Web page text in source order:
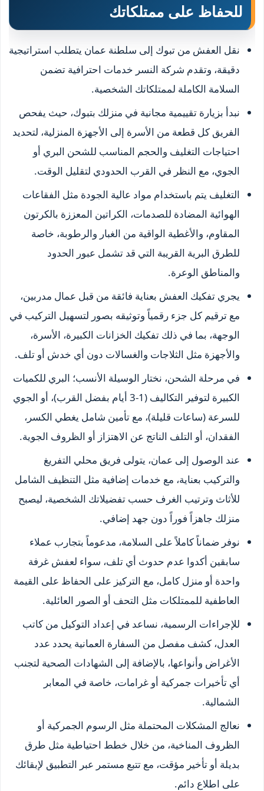
للحفاظ على ممتلكاتك
نقل العفش من تبوك إلى سلطنة عمان يتطلب استراتيجية
دقيقة، وتقدم شركة النسر خدمات احترافية تضمن
السلامة الكاملة لممتلكاتك الشخصية.
نبدأ بزيارة تقييمية مجانية في منزلك بتبوك، حيث يفحص
الفريق كل قطعة من الأسرة إلى الأجهزة المنزلية، لتحديد
احتياجات التغليف والحجم المناسب للشحن البري أو
الجوي، مع النظر في القرب الحدودي لتقليل الوقت.
التغليف يتم باستخدام مواد عالية الجودة مثل الفقاعات
الهوائية المضادة للصدمات، الكراتين المعززة بالكرتون
المقاوم، والأغطية الواقية من الغبار والرطوبة، خاصة
للطرق البرية القريبة التي قد تشمل عبور الحدود
والمناطق الوعرة.
يجري تفكيك العفش بعناية فائقة من قبل عمال مدربين،
مع ترقيم كل جزء رقمياً وتوثيقه بصور لتسهيل التركيب في
الوجهة، بما في ذلك تفكيك الخزانات الكبيرة، الأسرة،
والأجهزة مثل الثلاجات والغسالات دون أي خدش أو تلف.
في مرحلة الشحن، نختار الوسيلة الأنسب؛ البري للكميات
الكبيرة لتوفير التكاليف (1-3 أيام بفضل القرب)، أو الجوي
للسرعة (ساعات قليلة)، مع تأمين شامل يغطي الكسر،
الفقدان، أو التلف الناتج عن الاهتزاز أو الظروف الجوية.
عند الوصول إلى عمان، يتولى فريق محلي التفريغ
والتركيب بعناية، مع خدمات إضافية مثل التنظيف الشامل
للأثاث وترتيب الغرف حسب تفضيلاتك الشخصية، ليصبح
منزلك جاهزاً فوراً دون جهد إضافي.
نوفر ضماناً كاملاً على السلامة، مدعوماً بتجارب عملاء
سابقين أكدوا عدم حدوث أي تلف، سواء لعفش غرفة
واحدة أو منزل كامل، مع التركيز على الحفاظ على القيمة
العاطفية للممتلكات مثل التحف أو الصور العائلية.
للإجراءات الرسمية، نساعد في إعداد التوكيل من كاتب
العدل، كشف مفصل من السفارة العمانية يحدد عدد
الأغراض وأنواعها، بالإضافة إلى الشهادات الصحية لتجنب
أي تأخيرات جمركية أو غرامات، خاصة في المعابر
الشمالية.
نعالج المشكلات المحتملة مثل الرسوم الجمركية أو
الظروف المناخية، من خلال خطط احتياطية مثل طرق
بديلة أو تأخير مؤقت، مع تتبع مستمر عبر التطبيق لإبقائك
على اطلاع دائم.